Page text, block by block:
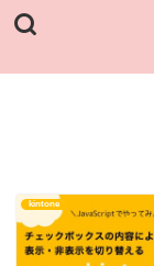
kintone